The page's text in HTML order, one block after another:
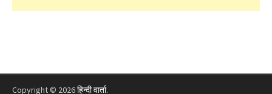
Copyright © 2026हिन्दी वार्ता.